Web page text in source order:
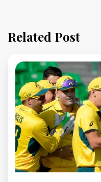
Related Post